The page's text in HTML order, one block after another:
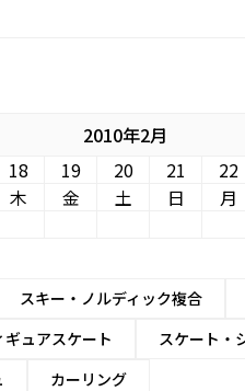
2010年2月
18 19 20 21 22
木 金 土 日 月
スキー・ノルディック複合
ュアスケート スケート・
カーリング